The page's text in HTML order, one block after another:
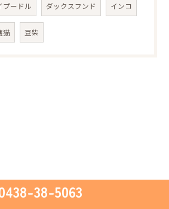
プードル ダックスフンド インコ
猫 豆柴
38-5063